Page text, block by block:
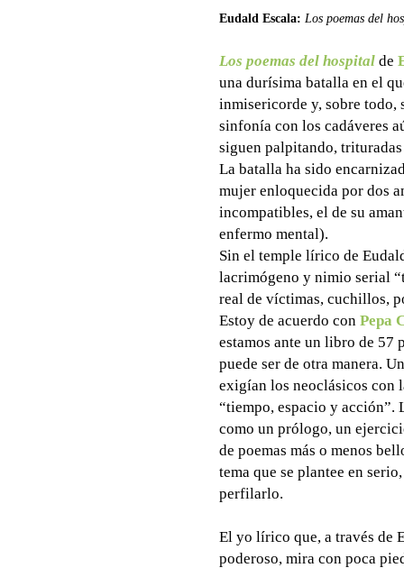
Eudald Escala: Los poemas del
Los poemas del hospital de
una durísima batalla en el
inmisericorde y, sobre todo,
sinfonía con los cadáveres
siguen palpitando,
La batalla ha sido
mujer enloquecida por dos
incompatibles, el de su
enfermo mental).
Sin el temple lírico de
lacrimógeno y nimio serial
real de víctimas, cuchillos,
Estoy de acuerdo con Pepa
estamos ante un libro de 57
puede ser de otra manera.
exigían los neoclásicos con
“tiempo, espacio y acción”.
como un prólogo, un
de poemas más o menos
tema que se plantee en
perfilarlo.
El yo lírico que, a través de
poderoso, mira con poca